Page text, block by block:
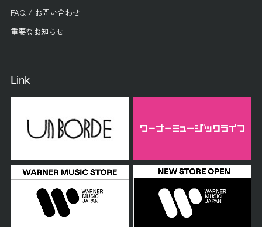
FAQ / お問い合わせ
重要なお知らせ
Link